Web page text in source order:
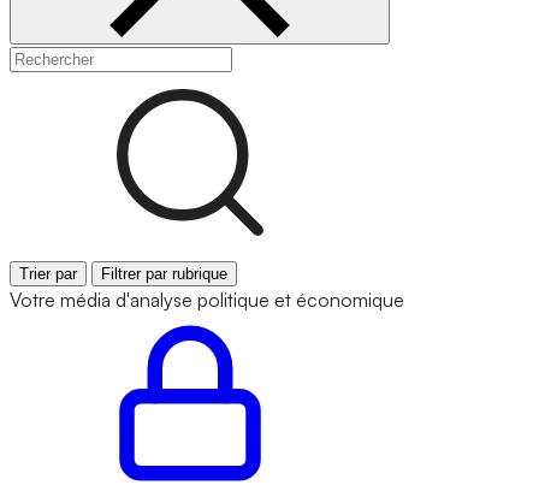
Trier par Filtrer par rubrique
Votre média d'analyse politique et économique